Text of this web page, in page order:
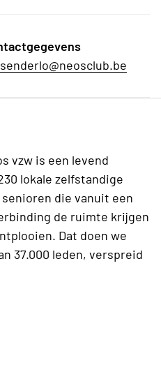
vzw is een levend
lokale zelfstandige
die vanuit een
de ruimte krijgen
Dat doen we
37.000 leden, verspreid